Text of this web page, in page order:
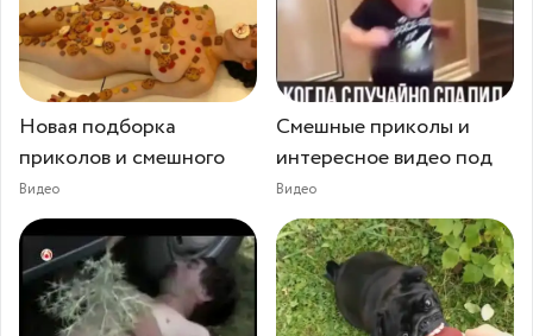
Новая подборка
приколов и смешного
Видео
Смешные приколы и
интересное видео под
Видео